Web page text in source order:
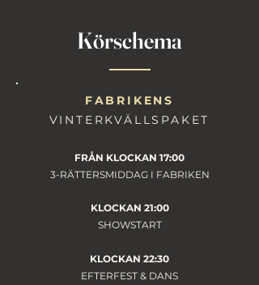
Körschema
FABRIKENS
VINTERKVÄLLSPAKET
FRÅN KLOCKAN 17:00
3-RÄTTERSMIDDAG I FABRIKEN
KLOCKAN 21:00
SHOWSTART
KLOCKAN 22:30
EFTERFEST & DANS